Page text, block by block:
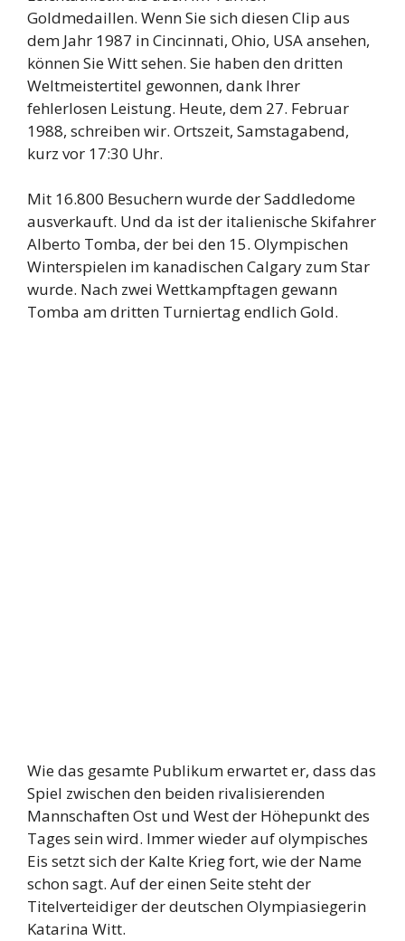
Goldmedaillen. Wenn Sie sich diesen Clip aus
dem Jahr 1987 in Cincinnati, Ohio, USA ansehen,
können Sie Witt sehen. Sie haben den dritten
Weltmeistertitel gewonnen, dank Ihrer
fehlerlosen Leistung. Heute, dem 27. Februar
1988, schreiben wir. Ortszeit, Samstagabend,
kurz vor 17:30 Uhr.
Mit 16.800 Besuchern wurde der Saddledome
ausverkauft. Und da ist der italienische Skifahrer
Alberto Tomba, der bei den 15. Olympischen
Winterspielen im kanadischen Calgary zum Star
wurde. Nach zwei Wettkampftagen gewann
Tomba am dritten Turniertag endlich Gold.
Wie das gesamte Publikum erwartet er, dass das
Spiel zwischen den beiden rivalisierenden
Mannschaften Ost und West der Höhepunkt des
Tages sein wird. Immer wieder auf olympisches
Eis setzt sich der Kalte Krieg fort, wie der Name
schon sagt. Auf der einen Seite steht der
Titelverteidiger der deutschen Olympiasiegerin
Katarina Witt.